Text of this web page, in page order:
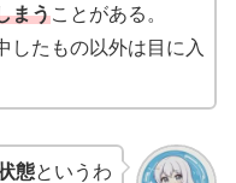
まうことがある。
したもの以外は目に入
態というわ